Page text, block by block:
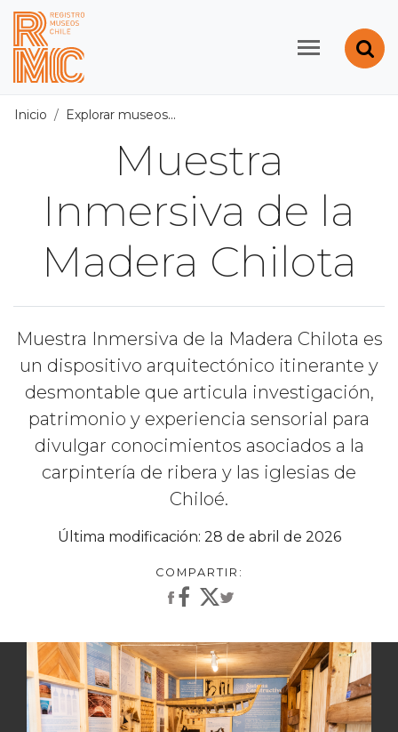
Contenido principal
Registro de Museos
Inicio Explorar museos
Muestra
Inmersiva de la
Madera Chilota
Muestra Inmersiva de la Madera Chilota es
un dispositivo arquitectónico itinerante y
desmontable que articula investigación,
patrimonio y experiencia sensorial para
divulgar conocimientos asociados a la
carpintería de ribera y las iglesias de
Chiloé.
Última modificación: 28 de abril de 2026